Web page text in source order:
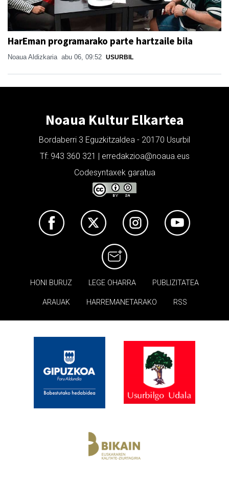
HarEman programarako parte hartzaile bila
Noaua Aldizkaria abu 06, 09:52 USURBIL
Noaua Kultur Elkartea
Bordaberri 3 Eguzkitzaldea - 20170 Usurbil
Tf: 943 360 321 | erredakzioa@noaua.eus
Codesyntaxek garatua
HONI BURUZ LEGE OHARRA PUBLIZITATEA
ARAUAK HARREMANETARAKO RSS